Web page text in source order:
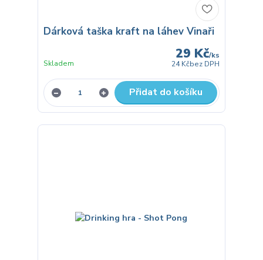
Dárková taška kraft na láhev Vinaři
29 Kč/ks
24 Kčbez DPH
Skladem
Přidat do košíku